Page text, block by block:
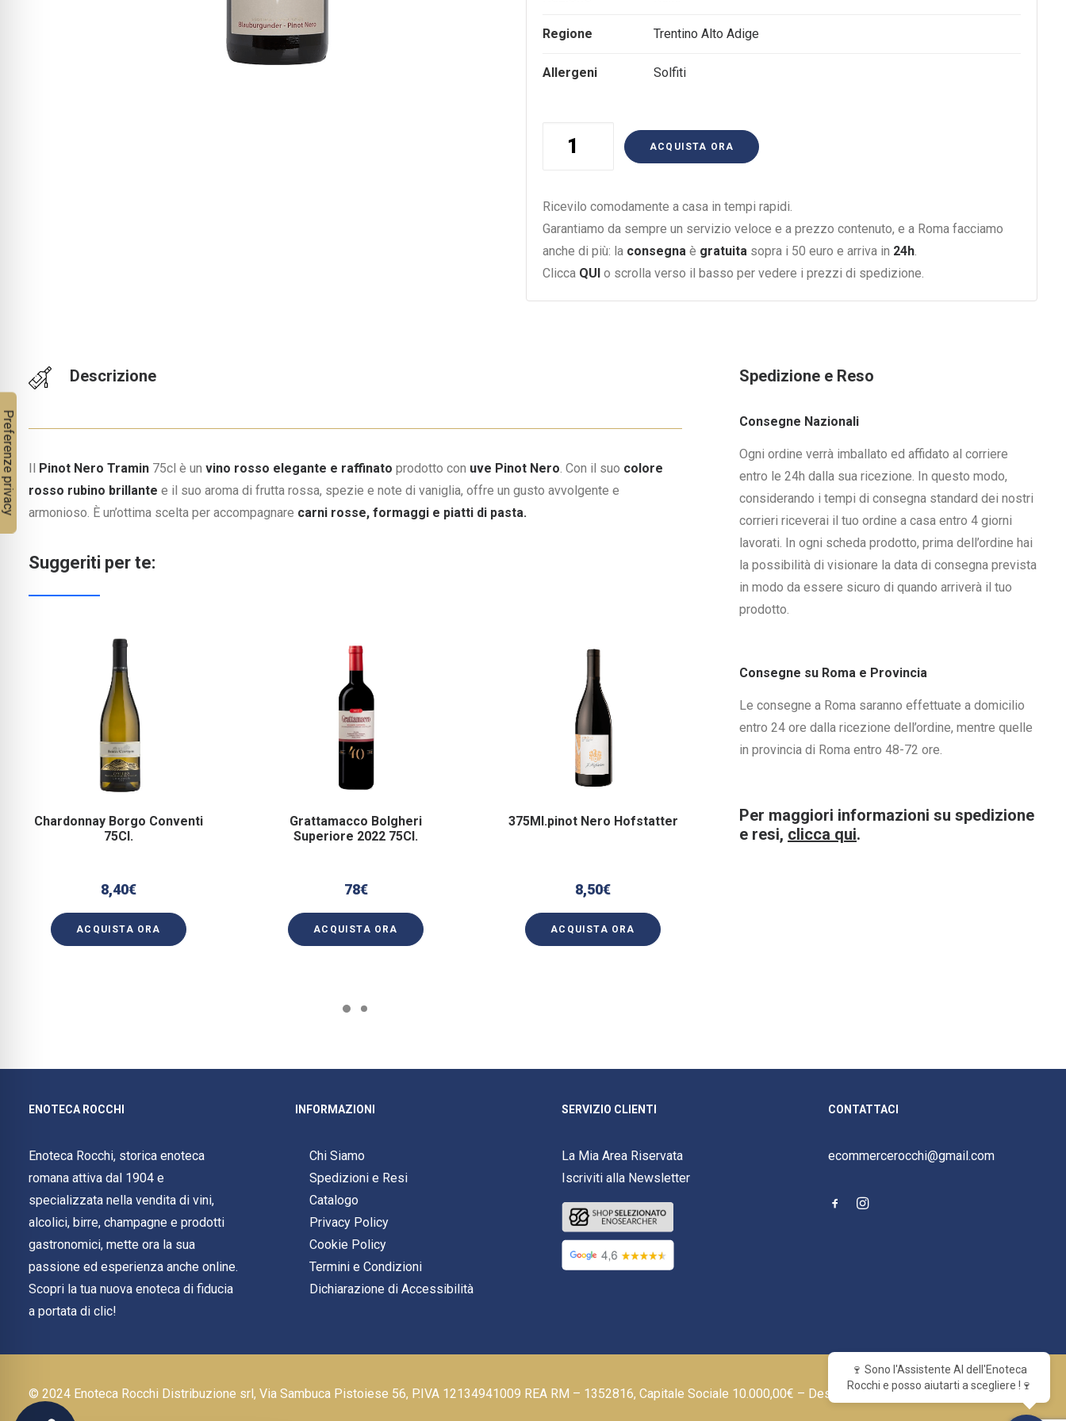
Regione Trentino Alto Adige
Allergeni Solfiti
75Cl
quantità
ACQUISTA ORA
Ricevilo comodamente a casa in tempi rapidi.
Garantiamo da sempre un servizio veloce e a prezzo contenuto, e a Roma facciamo
anche di più: la consegna è gratuita sopra i 50 euro e arriva in 24h.
Clicca QUI o scrolla verso il basso per vedere i prezzi di spedizione.
Descrizione
Il Pinot Nero Tramin 75cl è un vino rosso elegante e raffinato prodotto con uve Pinot Nero. Con il suo colore
rosso rubino brillante e il suo aroma di frutta rossa, spezie e note di vaniglia, offre un gusto avvolgente e
armonioso. È un’ottima scelta per accompagnare carni rosse, formaggi e piatti di pasta.
Suggeriti per te:
Chardonnay Borgo Conventi
75Cl.
8,40€
ACQUISTA ORA
Grattamacco Bolgheri
Superiore 2022 75Cl.
78€
ACQUISTA ORA
375Ml.pinot Nero Hofstatter
8,50€
ACQUISTA ORA
Cesanese del Piglio Hernicus
Coletti C. 75Cl.
Marciliano
Spedizione e Reso
Consegne Nazionali
Ogni ordine verrà imballato ed affidato al corriere
entro le 24h dalla sua ricezione. In questo modo,
considerando i tempi di consegna standard dei nostri
corrieri riceverai il tuo ordine a casa entro 4 giorni
lavorati. In ogni scheda prodotto, prima dell’ordine hai
la possibilità di visionare la data di consegna prevista
in modo da essere sicuro di quando arriverà il tuo
prodotto.
Consegne su Roma e Provincia
Le consegne a Roma saranno effettuate a domicilio
entro 24 ore dalla ricezione dell’ordine, mentre quelle
in provincia di Roma entro 48-72 ore.
Per maggiori informazioni su spedizione
e resi, clicca qui.
ENOTECA ROCCHI
Enoteca Rocchi, storica enoteca
romana attiva dal 1904 e
specializzata nella vendita di vini,
alcolici, birre, champagne e prodotti
gastronomici, mette ora la sua
passione ed esperienza anche online.
Scopri la tua nuova enoteca di fiducia
a portata di clic!
INFORMAZIONI
Chi Siamo
Spedizioni e Resi
Catalogo
Privacy Policy
Cookie Policy
Termini e Condizioni
Dichiarazione di Accessibilità
SERVIZIO CLIENTI
La Mia Area Riservata
Iscriviti alla Newsletter
CONTATTACI
ecommercerocchi@gmail.com
© 2024 Enoteca Rocchi Distribuzione srl, Via Sambuca Pistoiese 56, P.IVA 12134941009 REA RM – 1352816, Capitale Sociale 10.000,00€ – Designed by
🍷 Sono l'Assistente AI dell'Enoteca
Rocchi e posso aiutarti a scegliere !🍷